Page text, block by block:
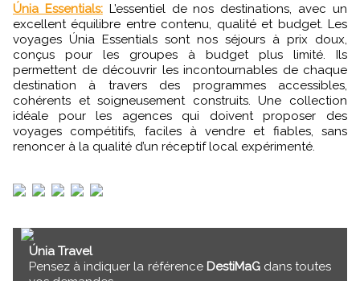
Únia Essentials:L’essentiel de nos destinations, avec un
excellent équilibre entre contenu, qualité et budget. Les
voyages Únia Essentials sont nos séjours à prix doux,
conçus pour les groupes à budget plus limité. Ils
permettent de découvrir les incontournables de chaque
destination à travers des programmes accessibles,
cohérents et soigneusement construits. Une collection
idéale pour les agences qui doivent proposer des
voyages compétitifs, faciles à vendre et fiables, sans
renoncer à la qualité d’un réceptif local expérimenté.
Únia Travel
Pensez à indiquer la référence DestiMaGdans toutes